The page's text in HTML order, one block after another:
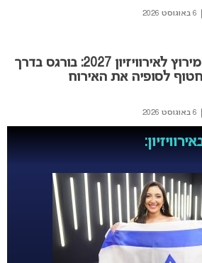
6 באוגוסט 2026
המירוץ לאירוויזיון 2027: בורגס בדרך
לסופיה את האירוח
6 באוגוסט 2026